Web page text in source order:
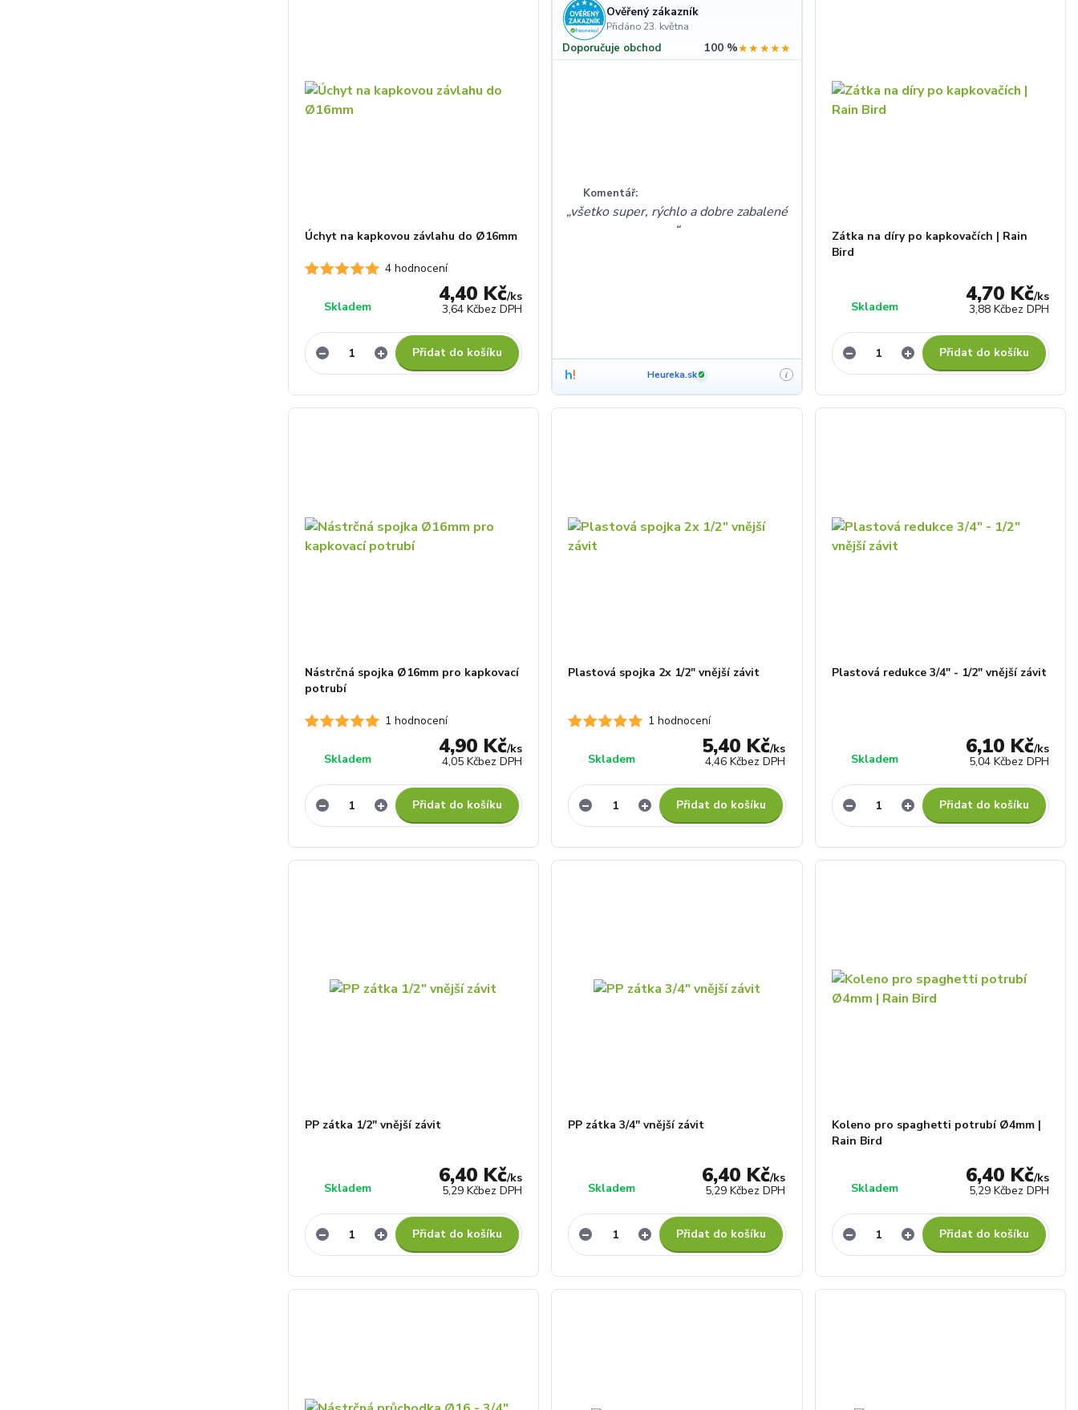
4 hodnocení
Úchyt na kapkovou závlahu do Ø16mm
4,40 Kč/ks
3,64 Kčbez DPH
Skladem
Přidat do košíku
Ověřený zákazník
Přidáno 23. května
Doporučuje obchod 100 %★★★★★
Komentář:
všetko super, rýchlo a dobre zabalené
Heureka.sk ✓ i
Zátka na díry po kapkovačích | Rain
Bird
4,70 Kč/ks
3,88 Kčbez DPH
Skladem
Přidat do košíku
2 hodnocení
Nástrčná spojka Ø16mm pro kapkovací
potrubí
4,90 Kč/ks
4,05 Kčbez DPH
Skladem
Přidat do košíku
1 hodnocení
Plastová spojka 2x 1/2" vnější závit
5,40 Kč/ks
4,46 Kčbez DPH
Skladem
Přidat do košíku
Plastová redukce 3/4" - 1/2" vnější závit
6,10 Kč/ks
5,04 Kčbez DPH
Skladem
Přidat do košíku
PP zátka 1/2" vnější závit
6,40 Kč/ks
5,29 Kčbez DPH
Skladem
Přidat do košíku
PP zátka 3/4" vnější závit
6,40 Kč/ks
5,29 Kčbez DPH
Skladem
Přidat do košíku
Koleno pro spaghetti potrubí Ø4mm |
Rain Bird
6,40 Kč/ks
5,29 Kčbez DPH
Skladem
Přidat do košíku